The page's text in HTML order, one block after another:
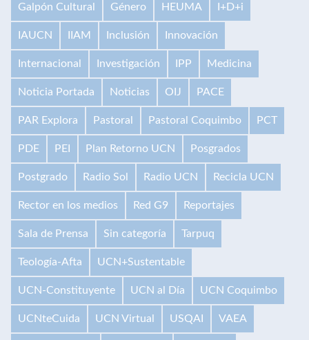
Galpón Cultural Género HEUMA I+D+i
IAUCN IIAM Inclusión Innovación
Internacional Investigación IPP Medicina
Noticia Portada Noticias OIJ PACE
PAR Explora Pastoral Pastoral Coquimbo PCT
PDE PEI Plan Retorno UCN Posgrados
Postgrado Radio Sol Radio UCN Recicla UCN
Rector en los medios Red G9 Reportajes
Sala de Prensa Sin categoría Tarpuq
Teología-Afta UCN+Sustentable
UCN-Constituyente UCN al Día UCN Coquimbo
UCNteCuida UCN Virtual USQAI VAEA